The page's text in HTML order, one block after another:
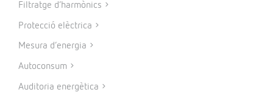
Filtratge d’harmònics
Protecció elèctrica
Mesura d’energia
Autoconsum
Auditoria energètica